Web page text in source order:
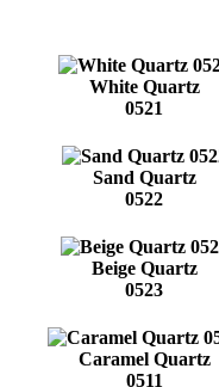
White Quartz
0521
Sand Quartz
0522
Beige Quartz
0523
Caramel Quartz
0511